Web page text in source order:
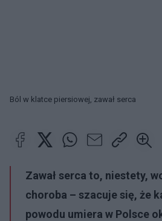
Ból w klatce piersiowej, zawał serca
Zawał serca to, niestety,
choroba – szacuje się, że
powodu umiera w Polsce